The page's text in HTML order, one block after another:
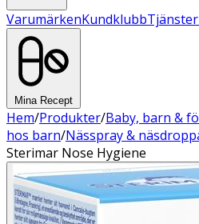
VarumärkenKundklubbTjänster
Mina Recept
Hem/Produkter/Baby, barn &
hos barn/Nässpray &
Sterimar Nose Hygiene